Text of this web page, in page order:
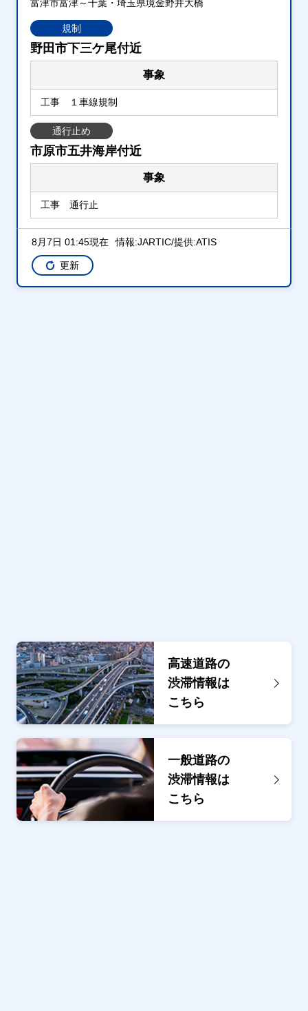
富津市富津～千葉・埼玉県境金野井大橋
規制
野田市下三ケ尾付近
事象
工事 １車線規制
通行止め
市原市五井海岸付近
事象
工事 通行止
国道16号<外回>
千葉・埼玉県境金野井大橋～富津市富津
8月7日 01:45現在 情報:JARTIC/提供:ATIS
更新
高速道路の
渋滞情報は
こちら
一般道路の
渋滞情報は
こちら